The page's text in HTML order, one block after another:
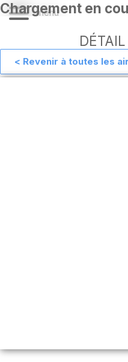
Aide
< Revenir à toutes les